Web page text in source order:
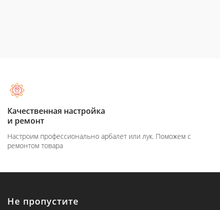
Качественная настройка
и ремонт
Настроим профессионально арбалет или лук. Поможем с
ремонтом товара
Не пропустите